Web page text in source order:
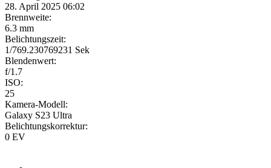
28. April 2025 06:02
Brennweite:
6.3 mm
Belichtungszeit:
1/769.230769231 Sek
Blendenwert:
f/1.7
ISO:
25
Kamera-Modell:
Galaxy S23 Ultra
Belichtungskorrektur:
0 EV